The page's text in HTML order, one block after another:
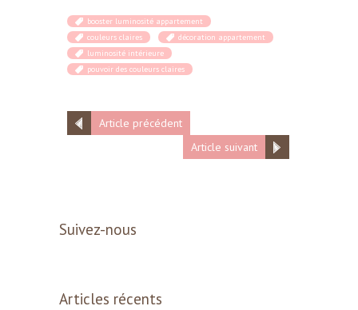
booster luminosité appartement
couleurs claires
décoration appartement
luminosité intérieure
pouvoir des couleurs claires
Article précédent
Article suivant
Suivez-nous
Articles récents